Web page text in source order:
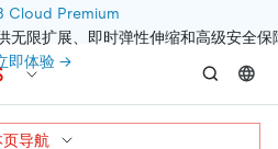
Cloud Premium
限扩展、即时弹性伸缩和高级安全保
即体验 →
页导航